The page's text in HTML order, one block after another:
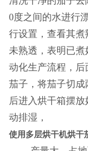
0度之间的水进行
行设置，查看其
未熟透，表明已
动化生产流程，
茄子，将茄子切
后进入烘干箱摆
动排湿，
使用多层烘干机烘干